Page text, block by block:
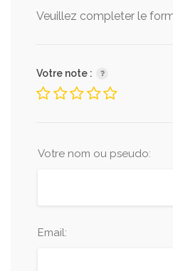
Veuillez completer le
Votre note :
Votre nom ou pseudo:
Email: